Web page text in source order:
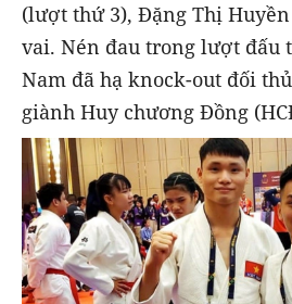
(lượt thứ 3), Đặng Thị
vai. Nén đau trong lượt đấu
Nam đã hạ knock-out đối
giành Huy chương Đồng